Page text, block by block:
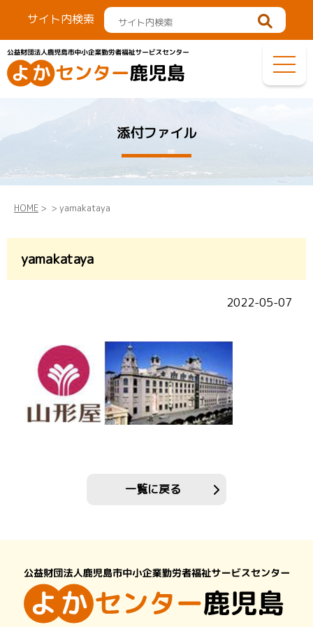
サイト内検索
添付ファイル
HOME > > yamakataya
yamakataya
2022-05-07
一覧に戻る